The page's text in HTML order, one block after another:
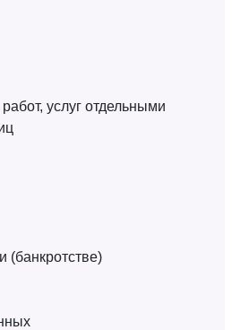
услуг отдельными
(банкротстве)